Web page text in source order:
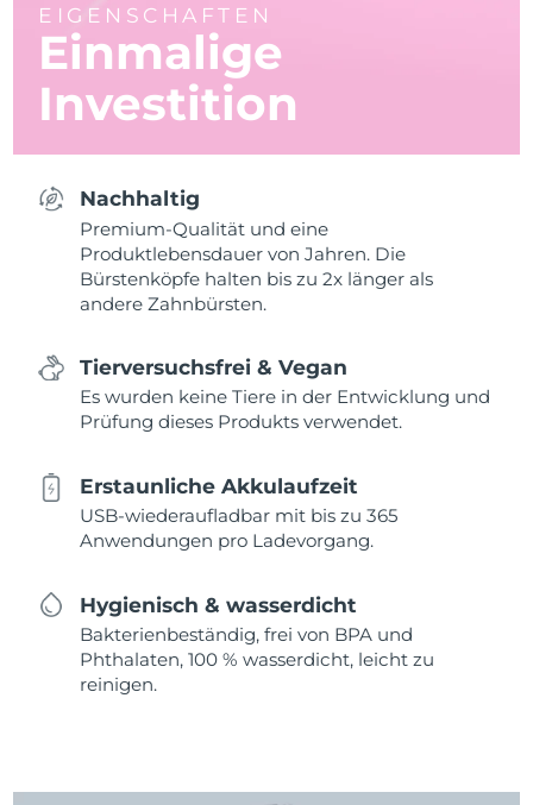
EIGENSCHAFTEN
Einmalige
Investition
Nachhaltig
Premium-Qualität und eine
Produktlebensdauer von Jahren. Die
Bürstenköpfe halten bis zu 2x länger als
andere Zahnbürsten.
Tierversuchsfrei & Vegan
Es wurden keine Tiere in der Entwicklung und
Prüfung dieses Produkts verwendet.
Erstaunliche Akkulaufzeit
USB-wiederaufladbar mit bis zu 365
Anwendungen pro Ladevorgang.
Hygienisch & wasserdicht
Bakterienbeständig, frei von BPA und
Phthalaten, 100 % wasserdicht, leicht zu
reinigen.